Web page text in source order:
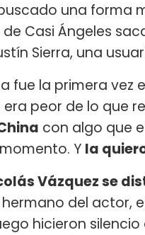
una forma
Casi Ángeles
Sierra, una
fue la primera vez
peor de lo que
con algo que
Y la
Vázquez se
hermano del actor,
hicieron